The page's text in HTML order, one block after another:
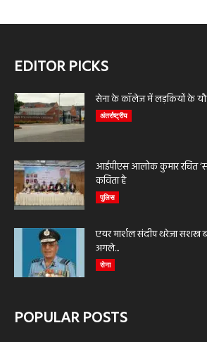
EDITOR PICKS
सेना के कॉलेज में लड़कियों के
अंतर्राष्ट्रीय
आईपीएस आलोक कुमार रचित
कविता है
पुलिस
एयर मार्शल संदीप थरेजा
अगले...
सेना
POPULAR POSTS